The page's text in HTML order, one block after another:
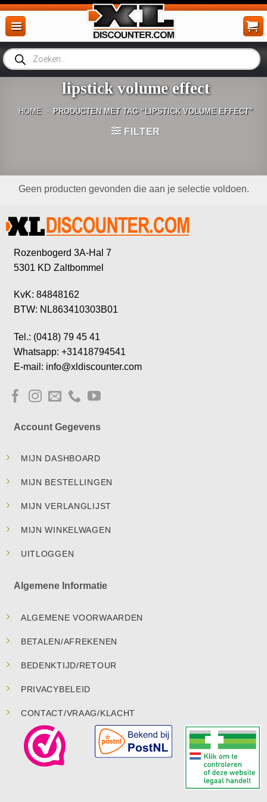
Ga
naar
inhoud
Producten
zoeken
lipstick volume effect
HOME - PRODUCTEN MET TAG “LIPSTICK VOLUME EFFECT”
FILTER
Geen producten gevonden die aan je selectie voldoen.
Rozenbogerd 3A-Hal 7
5301 KD Zaltbommel
KvK: 84848162
BTW: NL863410303B01
Tel.: (0418) 79 45 41
Whatsapp: +31418794541
E-mail: info@xldiscounter.com
Account Gegevens
MIJN DASHBOARD
MIJN BESTELLINGEN
MIJN VERLANGLIJST
MIJN WINKELWAGEN
UITLOGGEN
Algemene Informatie
ALGEMENE VOORWAARDEN
BETALEN/AFREKENEN
BEDENKTIJD/RETOUR
PRIVACYBELEID
CONTACT/VRAAG/KLACHT